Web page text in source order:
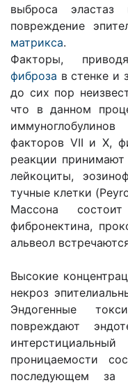
выброса эластаз
повреждение
матрикса.
Факторы,
фиброза в стенке и
до сих пор
что в данном
факторов VII и X,
реакции
лейкоциты,
тучные клетки
Массона
фибронектина,
альвеол
Высокие
некроз
Эндогенные
повреждают
проницаемости
последующем за